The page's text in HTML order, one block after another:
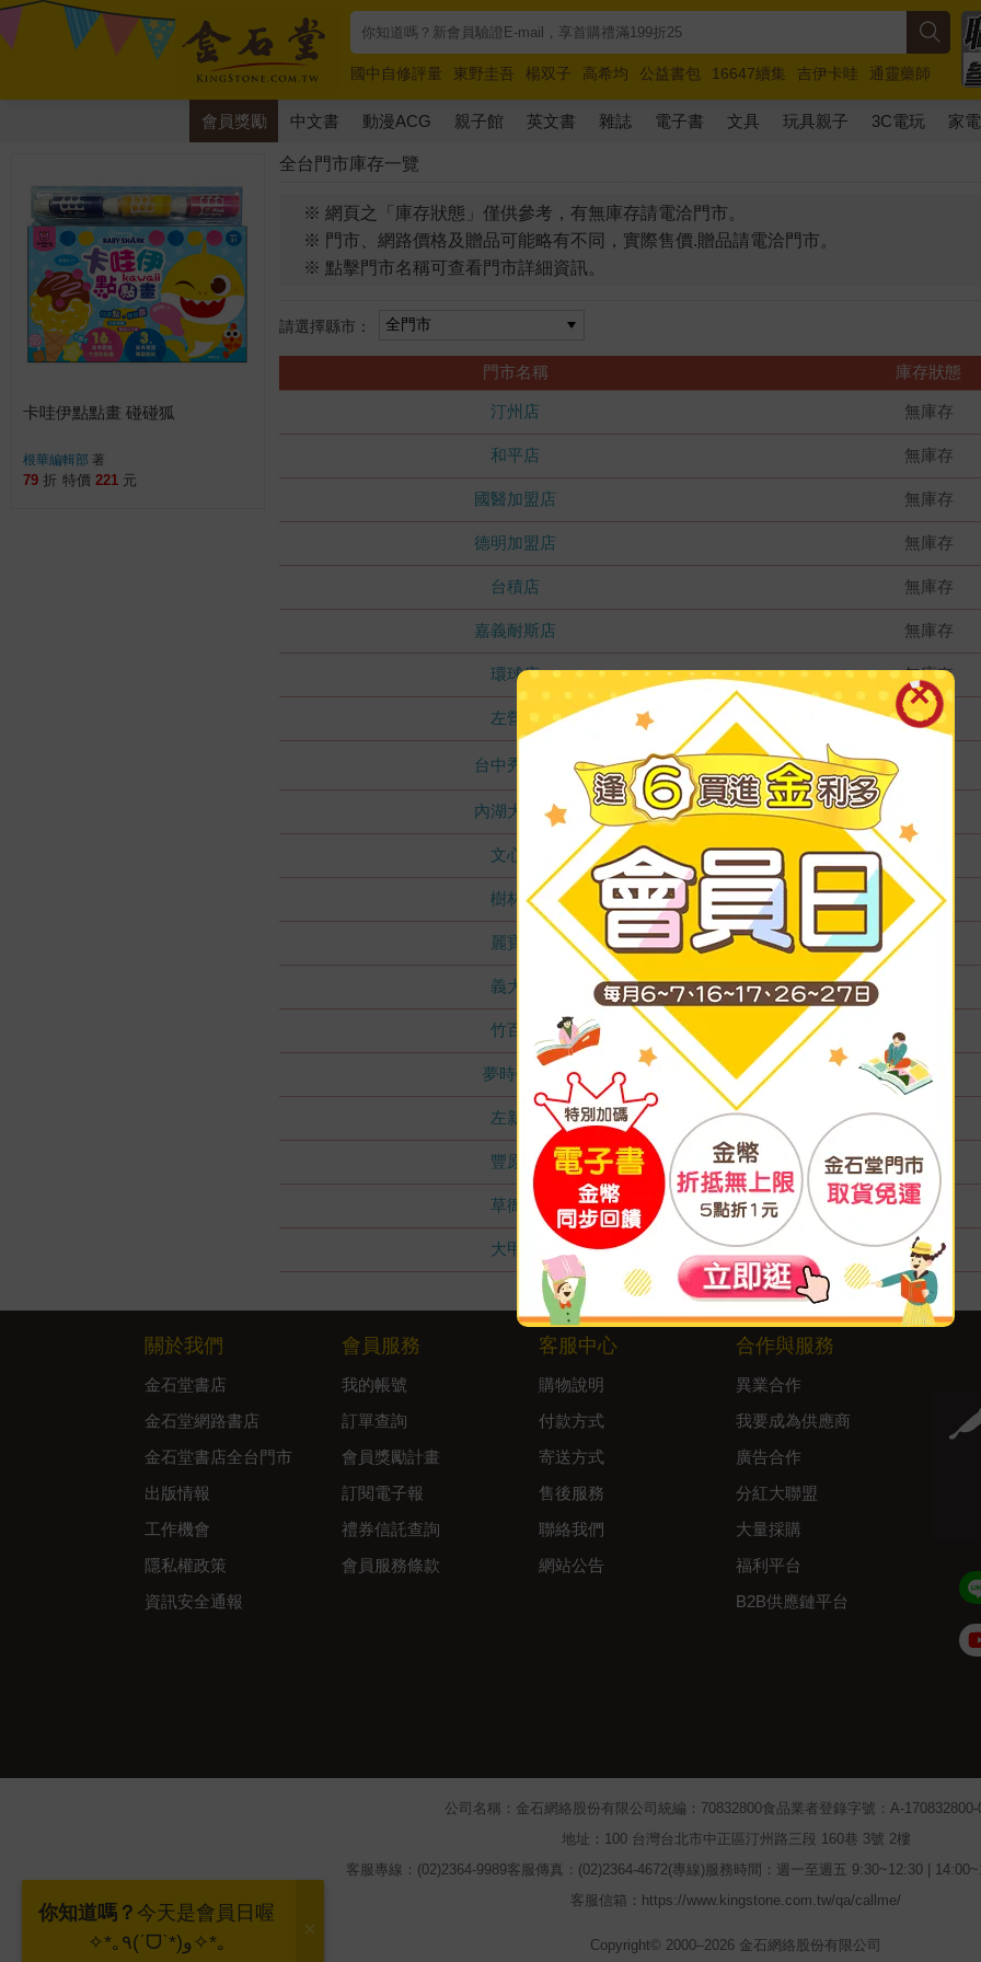
國中自修評量 東野圭吾 楊双子 高希均 公益書包 16647續集 吉伊卡哇
通靈藥師
唯紅花綻放
奧德賽 路邊攤新作 馬斯克 玩具總動員5 超慢跑
會員獎勵 中文書 動漫ACG 親子館 英文書 雜誌 電子書 文具 玩具親子 3C電玩 家電
全台門市庫存一覽
※ 網頁之「庫存狀態」僅供參考，有無庫存請電洽門市。
※ 門市、網路價格及贈品可能略有不同，實際售價.贈品請電洽門市。
※ 點擊門市名稱可查看門市詳細資訊。
請選擇縣市：
門市名稱 庫存狀態
汀州店 無庫存
和平店 無庫存
國醫加盟店 無庫存
德明加盟店 無庫存
台積店 無庫存
嘉義耐斯店 無庫存
環球店 無庫存
左營店 無庫存
台中秀泰店
內湖大潤發
文心店 無庫存
樹林店 無庫存
麗寶店 無庫存
義大店
竹百店 無庫存
夢時代店 無庫存
左新店 無庫存
豐原店 無庫存
草衙店 無庫存
大甲店 無庫存
卡哇伊點點畫 碰碰狐
根華編輯部 著
79 折 特價 221 元
關於我們
金石堂書店
金石堂網路書店
金石堂書店全台門市
出版情報
工作機會
隱私權政策
資訊安全通報
會員服務
我的帳號
訂單查詢
會員獎勵計畫
訂閱電子報
禮券信託查詢
會員服務條款
客服中心
購物說明
付款方式
寄送方式
售後服務
聯絡我們
網站公告
合作與服務
異業合作
我要成為供應商
廣告合作
分紅大聯盟
大量採購
福利平台
B2B供應鏈平台
公司名稱：金石網絡股份有限公司 統編：70832800食品業者登錄字號：A-170832800-
地址：100 台灣台北市中正區汀州路三段 160巷 3號 2樓
客服專線：(02)2364-9989客服傳真：(02)2364-4672(專線) 服務時間：週一至週五 9:30~12:30 |
客服信箱：https://www.kingstone.com.tw/qa/callme/
Copyright© 2000–2026 金石網絡股份有限公司
你知道嗎？ 今天是會員日喔
✧*｡٩(ˊᗜˋ*)و✧*｡